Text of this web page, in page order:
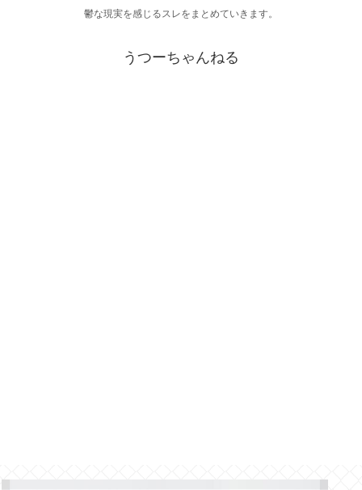
鬱な現実を感じるスレをまとめていきます。
うつーちゃんねる